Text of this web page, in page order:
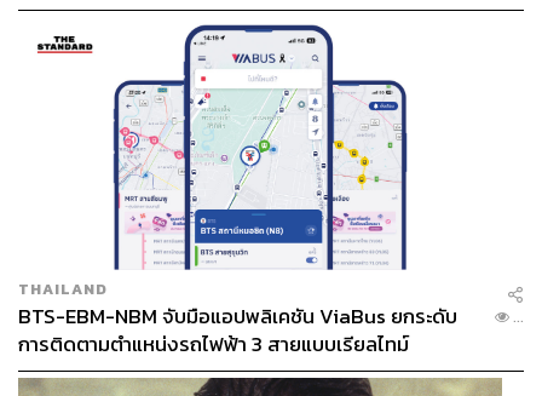
กองบรรณาธิการ THE STANDARD
ABOUT THE PHOTOGRAPHER
ชาติกล้า สำเนียงแจ่ม
ช่างภาพข่าว ประจำสำนักข่าว THE
STANDARD
เฟส 2 มีเพียงพอ
THAILAND
BTS-EBM-NBM จับมือแอปพลิเคชัน ViaBus ยกระดับ
การติดตามตำแหน่งรถไฟฟ้า 3 สายแบบเรียลไทม์
...